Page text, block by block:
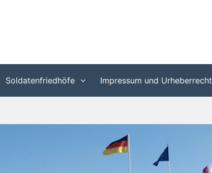
Soldatenfriedhöfe Impressum und Urheberrecht